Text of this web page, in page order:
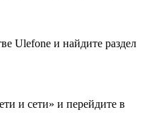
Ulefone и найдите раздел
и сети» и перейдите в